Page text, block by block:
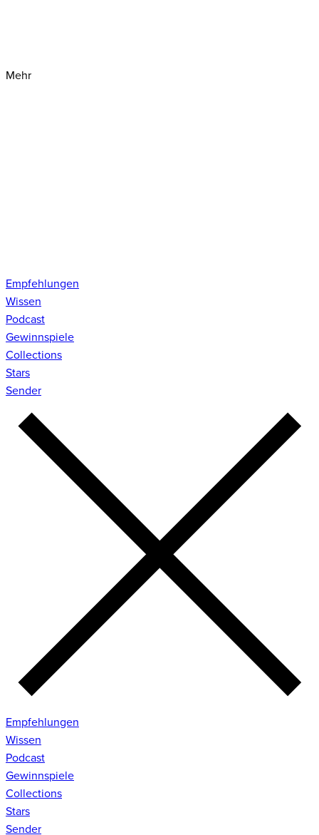
Mehr
Empfehlungen
Wissen
Podcast
Gewinnspiele
Collections
Stars
Sender
Empfehlungen
Wissen
Podcast
Gewinnspiele
Collections
Stars
Sender